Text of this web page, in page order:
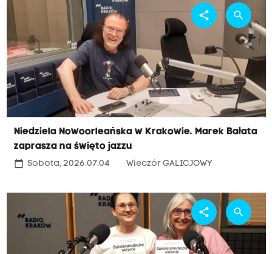
Niedziela Nowoorleańska w Krakowie. Marek Bałata
zaprasza na święto jazzu
calendar_today Sobota, 2026.07.04 Wieczór GALICJOWY
share search
share search